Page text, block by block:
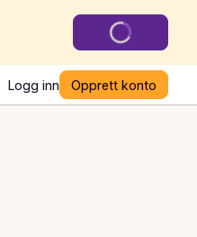
Logg inn Opprett konto